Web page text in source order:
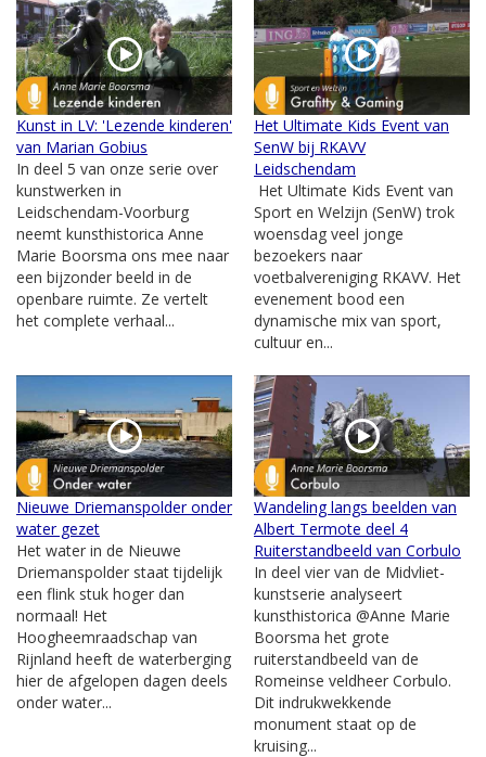
Kunst in LV: 'Lezende kinderen'
van Marian Gobius
In deel 5 van onze serie over
kunstwerken in
Leidschendam-Voorburg
neemt kunsthistorica Anne
Marie Boorsma ons mee naar
een bijzonder beeld in de
openbare ruimte. Ze vertelt
het complete verhaal...
Het Ultimate Kids Event van
SenW bij RKAVV
Leidschendam
Het Ultimate Kids Event van
Sport en Welzijn (SenW) trok
woensdag veel jonge
bezoekers naar
voetbalvereniging RKAVV. Het
evenement bood een
dynamische mix van sport,
cultuur en...
Nieuwe Driemanspolder onder
water gezet
Het water in de Nieuwe
Driemanspolder staat tijdelijk
een flink stuk hoger dan
normaal! Het
Hoogheemraadschap van
Rijnland heeft de waterberging
hier de afgelopen dagen deels
onder water...
Wandeling langs beelden van
Albert Termote deel 4
Ruiterstandbeeld van Corbulo
In deel vier van de Midvliet-
kunstserie analyseert
kunsthistorica @Anne Marie
Boorsma het grote
ruiterstandbeeld van de
Romeinse veldheer Corbulo.
Dit indrukwekkende
monument staat op de
kruising...